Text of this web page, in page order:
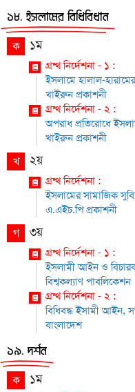
১৮. ইসলামের বিধিবিধান
ক ১ম
গ্রন্থ নির্দেশনা - ১ :
ইসলামে হালাল-
খাইরুন প্রকাশনী
গ্রন্থ নির্দেশনা - ২ :
অপরাধ প্রতিরোধে
খাইরুন প্রকাশনী
খ ২য়
গ্রন্থ নির্দেশনা :
ইসলামের সামাজিক
এ.এইচ.পি প্রকাশনী
গ ৩য়
গ্রন্থ নির্দেশনা - ১ :
ইসলামী আইন ও
বিশ্বকল্যাণ পাবলিকেশন
গ্রন্থ নির্দেশনা - ২ :
বিধিবদ্ধ ইসামী আইন,
বাংলাদেশ
১৯. দর্শন
ক ১ম